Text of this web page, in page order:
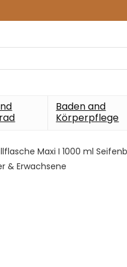
Baden and
Körperpflege
Maxi I 1000 ml
& Erwachsene